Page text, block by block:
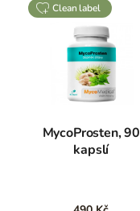
clean label
MycoProsten, 90
kapslí